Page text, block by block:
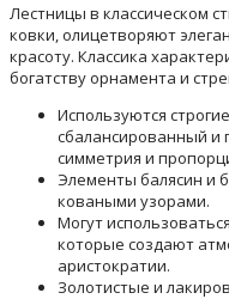
Лестницы в классическом
ковки, олицетворяют
красоту. Классика
богатству орнамента и
Используются
сбалансированный и
симметрия и
Элементы балясин и
коваными узорами.
Могут
которые создают
аристократии.
Золотистые и